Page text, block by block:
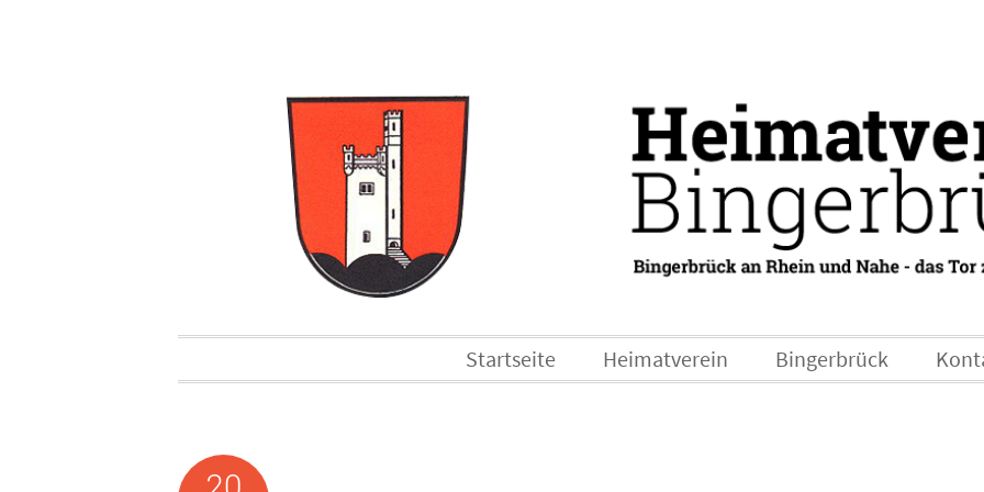
Startseite Heimatverein Bingerbrück